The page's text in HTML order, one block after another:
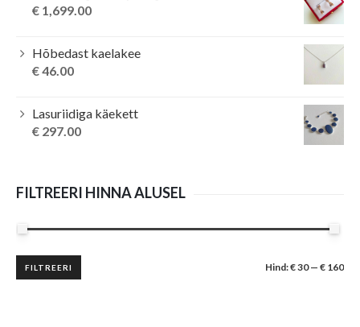
€ 1,699.00
Hõbedast kaelakee
€46.00
Lasuriidiga käekett
€ 297.00
FILTREERI HINNA ALUSEL
Minimaalne
hind
Maksimaalne
hind
FILTREERI Hind:€ 30— € 160